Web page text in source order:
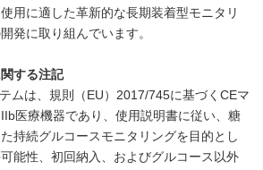
用に適した革新的な長期装着型モニタリ
発に取り組んでいます。
する注記
ムは、規則（EU）2017/745に基づくCEマ
医療機器であり、使用説明書に従い、糖
持続グルコースモニタリングを目的とし
能性、初回納入、およびグルコース以外